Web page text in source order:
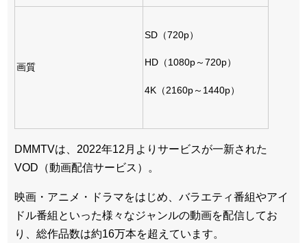
画質
SD（720p）
HD（1080p～720p）
4K（2160p～1440p）
DMMTVは、2022年12月よりサービスが一新された
VOD（動画配信サービス）。
映画・アニメ・ドラマをはじめ、バラエティ番組やアイ
ドル番組といった様々なジャンルの動画を配信してお
り、総作品数は約16万本を超えています。